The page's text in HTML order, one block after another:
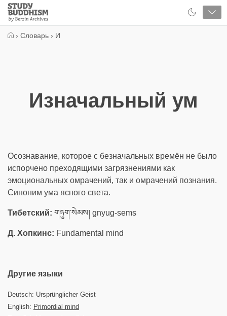
Close
Study
Buddhism
› Словарь › И
Изначальный ум
Осознавание, которое с безначальных времён не было
испорчено преходящими загрязнениями как
эмоциональных омрачений, так и омрачений познания.
Синоним ума ясного света.
Тибетский: གཉུག་སེམས། gnyug-sems
Д. Хопкинс: Fundamental mind
Другие языки
Deutsch: Ursprünglicher Geist
English: Primordial mind